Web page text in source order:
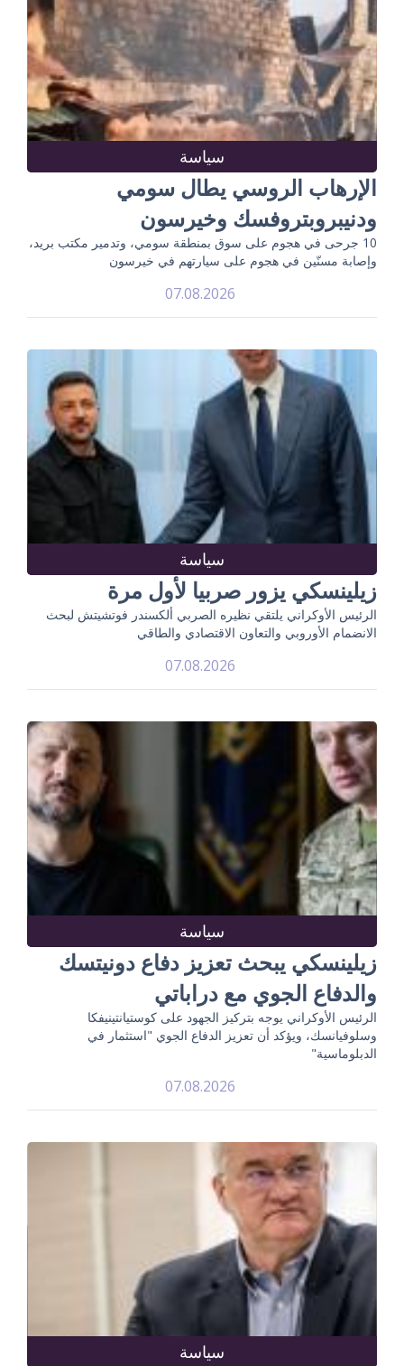
سياسة
الإرهاب الروسي يطال سومي
ودنيبروبتروفسك وخيرسون
10 جرحى في هجوم على سوق بمنطقة سومي، وتدمير مكتب بريد،
وإصابة مسنّين في هجوم على سيارتهم في خيرسون
07.08.2026
سياسة
زيلينسكي يزور صربيا لأول مرة
الرئيس الأوكراني يلتقي نظيره الصربي ألكسندر فوتشيتش لبحث
الانضمام الأوروبي والتعاون الاقتصادي والطاقي
07.08.2026
سياسة
زيلينسكي يبحث تعزيز دفاع دونيتسك
والدفاع الجوي مع دراباتي
الرئيس الأوكراني يوجه بتركيز الجهود على كوستيانتينيفكا
وسلوفيانسك، ويؤكد أن تعزيز الدفاع الجوي "استثمار في
الدبلوماسية"
07.08.2026
سياسة